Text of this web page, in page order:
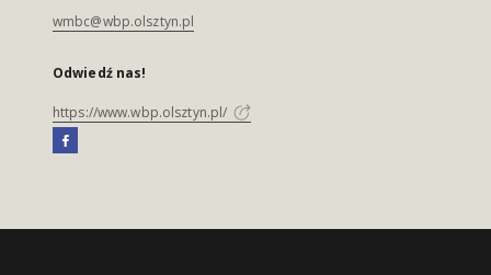
wmbc@wbp.olsztyn.pl
Odwiedź nas!
https://www.wbp.olsztyn.pl/